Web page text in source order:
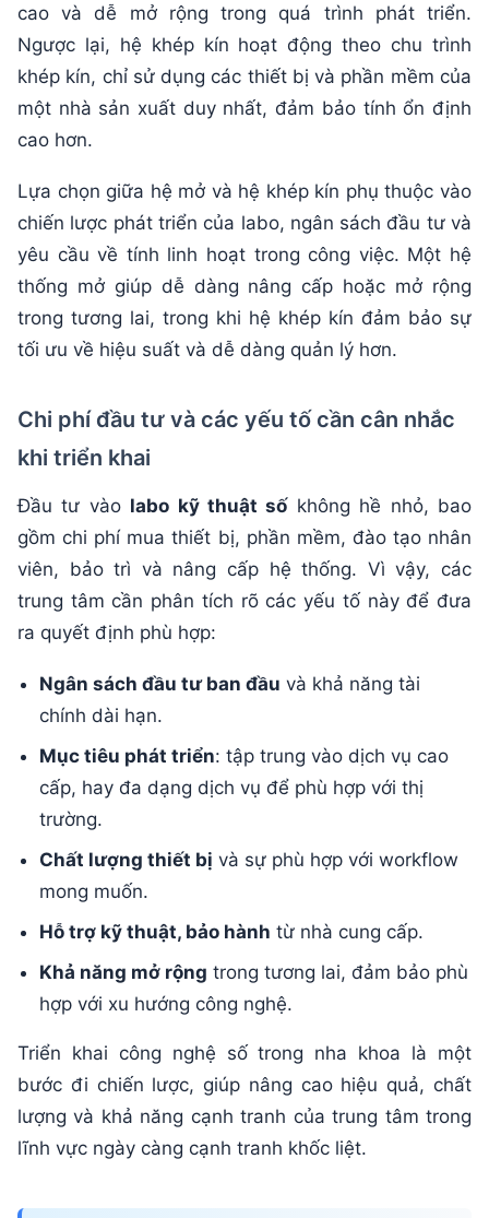
cao và dễ mở rộng trong quá trình phát triển.
Ngược lại, hệ khép kín hoạt động theo chu trình
khép kín, chỉ sử dụng các thiết bị và phần mềm của
một nhà sản xuất duy nhất, đảm bảo tính ổn định
cao hơn.
Lựa chọn giữa hệ mở và hệ khép kín phụ thuộc vào
chiến lược phát triển của labo, ngân sách đầu tư và
yêu cầu về tính linh hoạt trong công việc. Một hệ
thống mở giúp dễ dàng nâng cấp hoặc mở rộng
trong tương lai, trong khi hệ khép kín đảm bảo sự
tối ưu về hiệu suất và dễ dàng quản lý hơn.
Chi phí đầu tư và các yếu tố cần cân nhắc
khi triển khai
Đầu tư vào labo kỹ thuật sốkhông hề nhỏ, bao
gồm chi phí mua thiết bị, phần mềm, đào tạo nhân
viên, bảo trì và nâng cấp hệ thống. Vì vậy, các
trung tâm cần phân tích rõ các yếu tố này để đưa
ra quyết định phù hợp:
Ngân sách đầu tư ban đầu và khả năng tài
chính dài hạn.
Mục tiêu phát triển: tập trung vào dịch vụ cao
cấp, hay đa dạng dịch vụ để phù hợp với thị
trường.
Chất lượng thiết bị và sự phù hợp với workflow
mong muốn.
Hỗ trợ kỹ thuật, bảo hành từ nhà cung cấp.
Khả năng mở rộng trong tương lai, đảm bảo phù
hợp với xu hướng công nghệ.
Triển khai công nghệ số trong nha khoa là một
bước đi chiến lược, giúp nâng cao hiệu quả, chất
lượng và khả năng cạnh tranh của trung tâm trong
lĩnh vực ngày càng cạnh tranh khốc liệt.